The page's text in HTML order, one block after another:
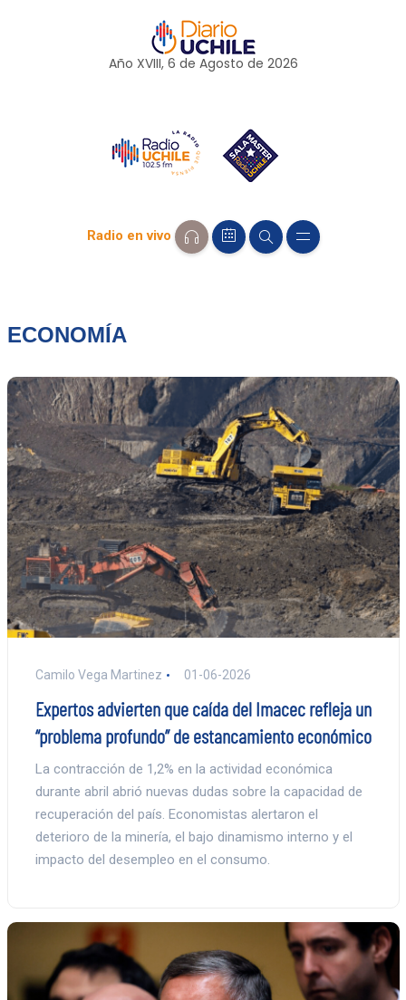
Año XVIII, 6 de Agosto de 2026
Radio en vivo
ECONOMÍA
Camilo Vega Martinez 01-06-2026
Expertos advierten que caída del Imacec refleja un
“problema profundo” de estancamiento económico
La contracción de 1,2% en la actividad económica
durante abril abrió nuevas dudas sobre la capacidad de
recuperación del país. Economistas alertaron el
deterioro de la minería, el bajo dinamismo interno y el
impacto del desempleo en el consumo.